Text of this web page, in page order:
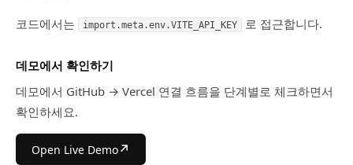
코드에서는 import.meta.env.VITE_API_KEY 로 접근합니다.
데모에서 확인하기
데모에서 GitHub → Vercel 연결 흐름을 단계별로 체크하면서
확인하세요.
Open Live Demo↗